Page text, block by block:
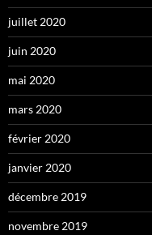
juillet 2020
juin 2020
mai 2020
mars 2020
février 2020
janvier 2020
décembre 2019
novembre 2019